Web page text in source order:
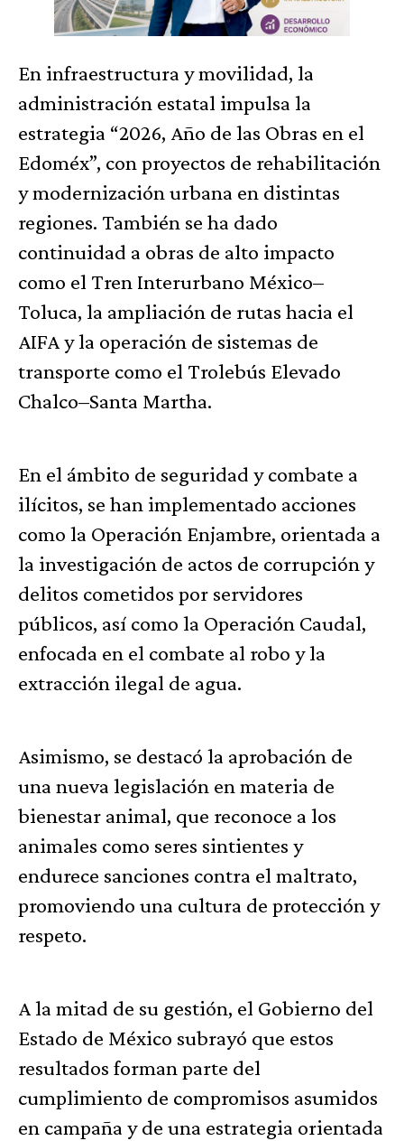
En infraestructura y movilidad, la
administración estatal impulsa la
estrategia “2026, Año de las Obras en el
Edoméx”, con proyectos de rehabilitación
y modernización urbana en distintas
regiones. También se ha dado
continuidad a obras de alto impacto
como el Tren Interurbano México–
Toluca, la ampliación de rutas hacia el
AIFA y la operación de sistemas de
transporte como el Trolebús Elevado
Chalco–Santa Martha.
En el ámbito de seguridad y combate a
ilícitos, se han implementado acciones
como la Operación Enjambre, orientada a
la investigación de actos de corrupción y
delitos cometidos por servidores
públicos, así como la Operación Caudal,
enfocada en el combate al robo y la
extracción ilegal de agua.
Asimismo, se destacó la aprobación de
una nueva legislación en materia de
bienestar animal, que reconoce a los
animales como seres sintientes y
endurece sanciones contra el maltrato,
promoviendo una cultura de protección y
respeto.
A la mitad de su gestión, el Gobierno del
Estado de México subrayó que estos
resultados forman parte del
cumplimiento de compromisos asumidos
en campaña y de una estrategia orientada